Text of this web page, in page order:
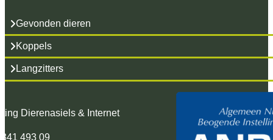
Gevonden dieren
Koppels
Langzitters
Dierenasiels & Internet
493 09